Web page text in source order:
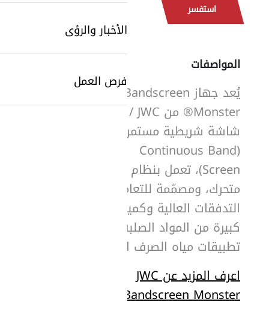
الأخبار والرؤى
فرص العمل
SearchButtonText
استفسر
المواصفات
يُعد جهاز Bandscreen
Monster® من Sulzer / JWC
شاشة شريطية مستمرة
(Continuous Band
Screen)، تعمل بنظام حزام
متحرك، ومصمّمة للتعامل مع
التدفقات العالية وكميات
كبيرة من المواد الصلبة في
تطبيقات مياه الصرف الصحي.
اعرف المزيد عن JWC
Bandscreen Monster